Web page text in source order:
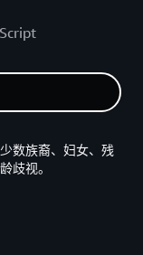
数族裔、妇女、残
歧视。